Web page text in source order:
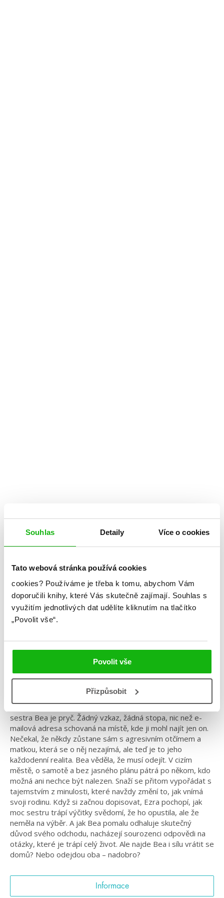
Souhlas Detaily Více o cookies
Tato webová stránka používá cookies
cookies? Používáme je třeba k tomu, abychom Vám
doporučili knihy, které Vás skutečně zajímají. Souhlas s
využitím jednotlivých dat udělíte kliknutím na tlačítko
„Povolit vše“.
Povolit vše
Přizpůsobit
Žánr: Contemporary
Až půjdeš, vezmi mě s sebou
Jennifer Nivenová David Levithan
#LGBTQ
#standalone
Ezra Ahern se jednoho dne probudí a zjistí, že jeho starší
sestra Bea je pryč. Žádný vzkaz, žádná stopa, nic než e-
mailová adresa schovaná na místě, kde ji mohl najít jen on.
Nečekal, že někdy zůstane sám s agresivním otčímem a
matkou, která se o něj nezajímá, ale teď je to jeho
každodenní realita. Bea věděla, že musí odejít. V cizím
městě, o samotě a bez jasného plánu pátrá po někom, kdo
možná ani nechce být nalezen. Snaží se přitom vypořádat s
tajemstvím z minulosti, které navždy změní to, jak vnímá
svoji rodinu. Když si začnou dopisovat, Ezra pochopí, jak
moc sestru trápí výčitky svědomí, že ho opustila, ale že
neměla na výběr. A jak Bea pomalu odhaluje skutečný
důvod svého odchodu, nacházejí sourozenci odpovědi na
otázky, které je trápí celý život. Ale najde Bea i sílu vrátit se
domů? Nebo odejdou oba – nadobro?
Informace